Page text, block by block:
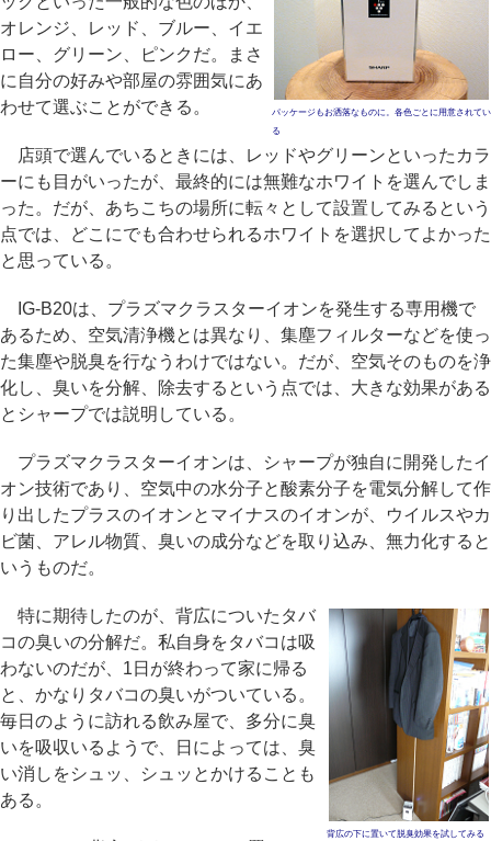
パッケージもお洒落なものに。各色ごとに用意されてい
る
オレンジ、レッド、ブルー、イエ
ロー、グリーン、ピンクだ。まさ
に自分の好みや部屋の雰囲気にあ
わせて選ぶことができる。
店頭で選んでいるときには、レッドやグリーンといったカラ
ーにも目がいったが、最終的には無難なホワイトを選んでしま
った。だが、あちこちの場所に転々として設置してみるという
点では、どこにでも合わせられるホワイトを選択してよかった
と思っている。
IG-B20は、プラズマクラスターイオンを発生する専用機で
あるため、空気清浄機とは異なり、集塵フィルターなどを使っ
た集塵や脱臭を行なうわけではない。だが、空気そのものを浄
化し、臭いを分解、除去するという点では、大きな効果がある
とシャープでは説明している。
プラズマクラスターイオンは、シャープが独自に開発したイ
オン技術であり、空気中の水分子と酸素分子を電気分解して作
り出したプラスのイオンとマイナスのイオンが、ウイルスやカ
ビ菌、アレル物質、臭いの成分などを取り込み、無力化すると
いうものだ。
背広の下に置いて脱臭効果を試してみる
特に期待したのが、背広についたタバ
コの臭いの分解だ。私自身をタバコは吸
わないのだが、1日が終わって家に帰る
と、かなりタバコの臭いがついている。
毎日のように訪れる飲み屋で、多分に臭
いを吸収いるようで、日によっては、臭
い消しをシュッ、シュッとかけることも
ある。